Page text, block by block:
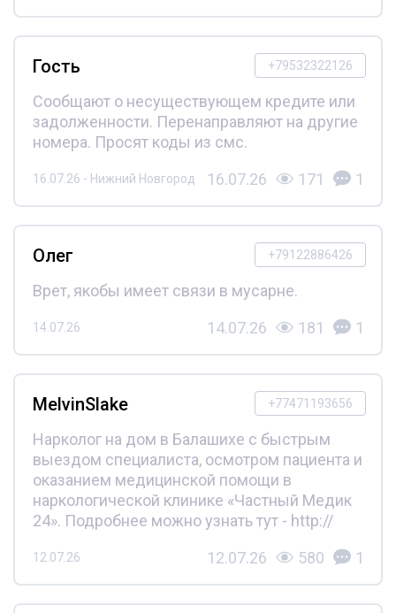
+79532322126
Гость
Сообщают о несуществующем кредите или
задолженности. Перенаправляют на другие
номера. Просят коды из смс.
16.07.26 - Нижний Новгород 16.07.26 171 1
+79122886426
Олег
Врет, якобы имеет связи в мусарне.
14.07.26 14.07.26 181 1
+77471193656
MelvinSlake
Нарколог на дом в Балашихе с быстрым
выездом специалиста, осмотром пациента и
оказанием медицинской помощи в
наркологической клинике «Частный Медик
24». Подробнее можно узнать тут - http://
12.07.26 12.07.26 580 1